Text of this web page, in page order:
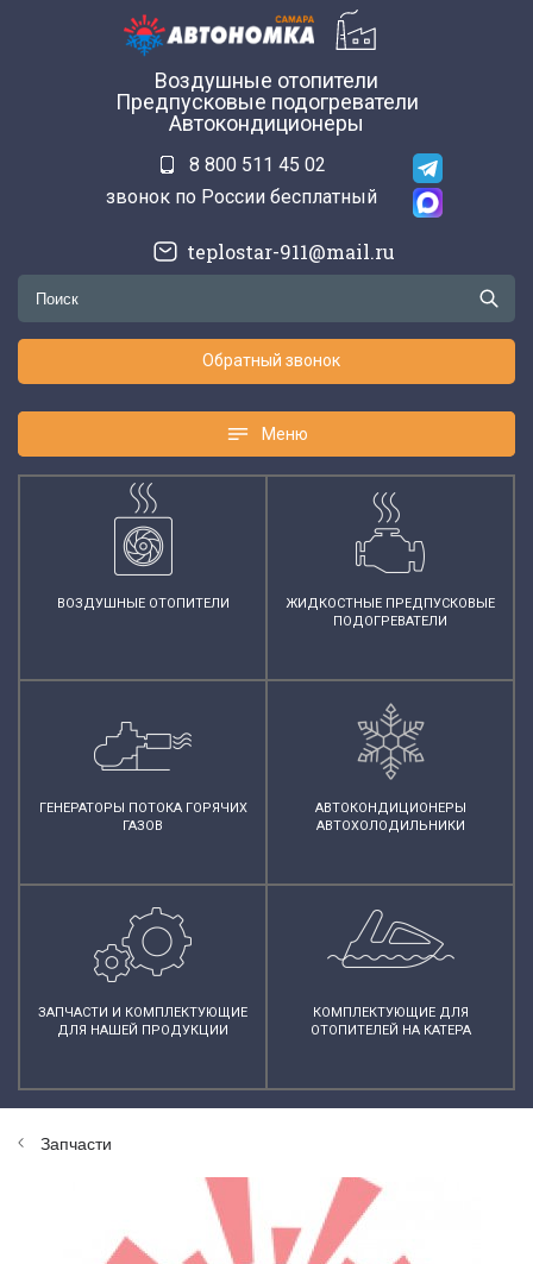
Воздушные отопители
Предпусковые подогреватели
Автокондиционеры
8 800 511 45 02
звонок по России бесплатный
Обратный звонок
teplostar-911@mail.ru
Меню
Меню
ВОЗДУШНЫЕ ОТОПИТЕЛИ
ЖИДКОСТНЫЕ ПРЕДПУСКОВЫЕ
ПОДОГРЕВАТЕЛИ
ГЕНЕРАТОРЫ ПОТОКА ГОРЯЧИХ
ГАЗОВ
АВТОКОНДИЦИОНЕРЫ
АВТОХОЛОДИЛЬНИКИ
ЗАПЧАСТИ И КОМПЛЕКТУЮЩИЕ
ДЛЯ НАШЕЙ ПРОДУКЦИИ
КОМПЛЕКТУЮЩИЕ ДЛЯ
ОТОПИТЕЛЕЙ НА КАТЕРА
Запчасти